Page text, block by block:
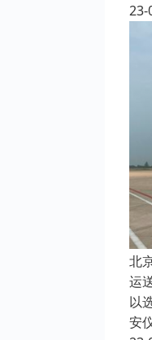
23-
北
运
以
安